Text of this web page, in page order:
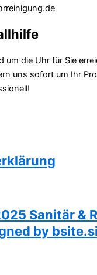
um die Uhr für Sie
uns sofort um Ihr
Sanitär &
by